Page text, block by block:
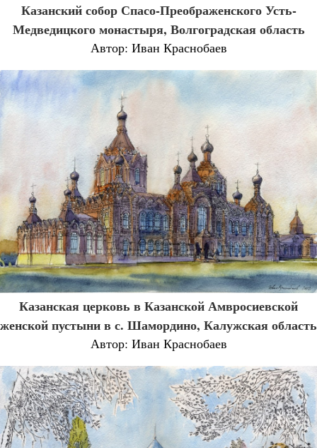
Казанский собор Спасо-Преображенского Усть-
Медведицкого монастыря, Волгоградская область
Автор: Иван Краснобаев
Казанская церковь в Казанской Амвросиевской
женской пустыни в с. Шамордино, Калужская область
Автор: Иван Краснобаев